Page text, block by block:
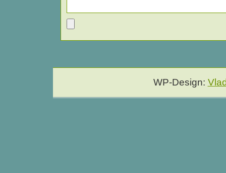
WP-Design: